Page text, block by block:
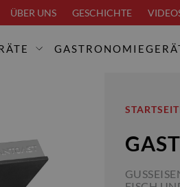
ÜBER UNS GESCHICHTE